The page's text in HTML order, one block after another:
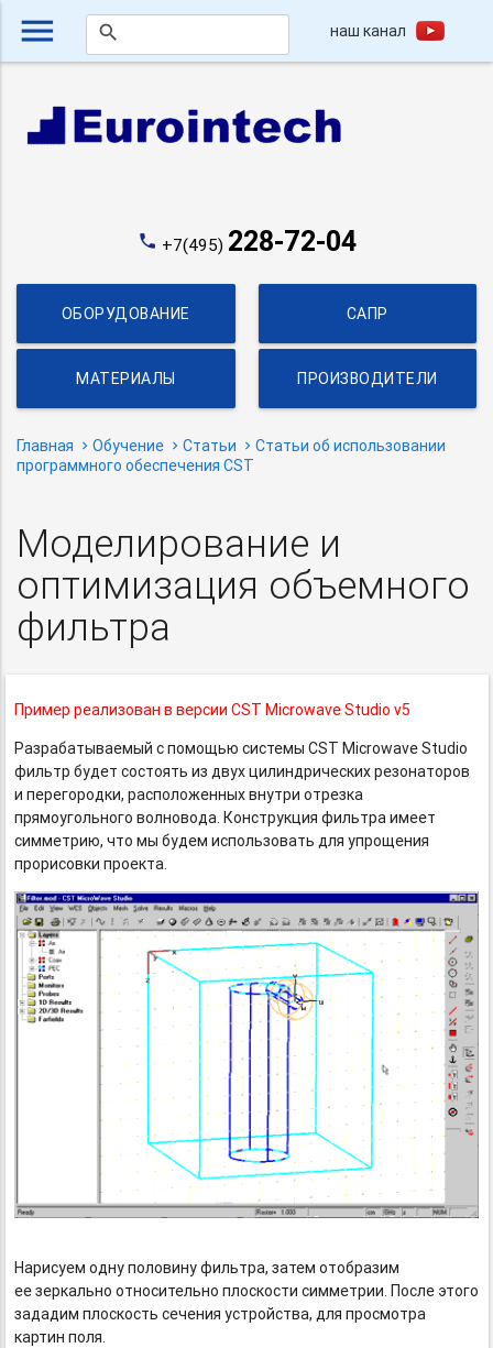
menu search наш канал
phone +7(495) 228-72-04
ОБОРУДОВАНИЕ САПР
МАТЕРИАЛЫ ПРОИЗВОДИТЕЛИ
Главная Обучение Статьи
Статьи об использовании
программного обеспечения CST
Моделирование и
оптимизация объемного
фильтра
Пример реализован в версии CST Microwave Studio v5
Разрабатываемый с помощью системы CST Microwave Studio
фильтр будет состоять из двух цилиндрических резонаторов
и перегородки, расположенных внутри отрезка
прямоугольного волновода. Конструкция фильтра имеет
симметрию, что мы будем использовать для упрощения
прорисовки проекта.
Нарисуем одну половину фильтра, затем отобразим
ее зеркально относительно плоскости симметрии. После этого
зададим плоскость сечения устройства, для просмотра
картин поля.